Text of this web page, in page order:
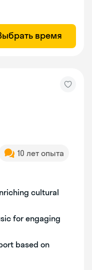
время
10 лет опыта
cultural
for engaging
based on